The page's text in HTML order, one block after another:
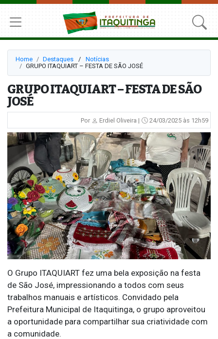
Home Destaques ⠀/⠀ Notícias
GRUPO ITAQUIART – FESTA DE SÃO JOSÉ
GRUPO ITAQUIART – FESTA DE SÃO
JOSÉ
Por Erdiel Oliveira | 24/03/2025 às 12h59
O Grupo ITAQUIART fez uma bela exposição na festa
de São José, impressionando a todos com seus
trabalhos manuais e artísticos. Convidado pela
Prefeitura Municipal de Itaquitinga, o grupo aproveitou
a oportunidade para compartilhar sua criatividade com
a comunidade.